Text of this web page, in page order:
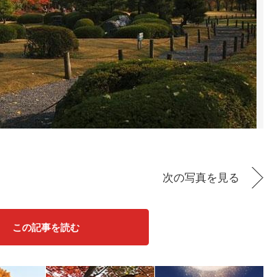
次の写真を見る
この記事を読む